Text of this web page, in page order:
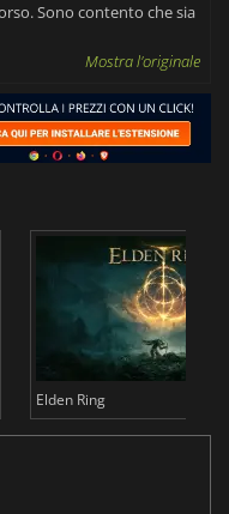
Sono contento che sia
Mostra l'originale
Elden Ring